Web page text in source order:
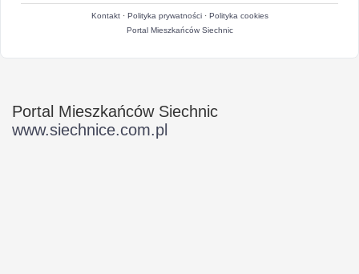
Kontakt· Polityka prywatności· Polityka cookies
Portal Mieszkańców Siechnic
Portal Mieszkańców Siechnic
www.siechnice.com.pl